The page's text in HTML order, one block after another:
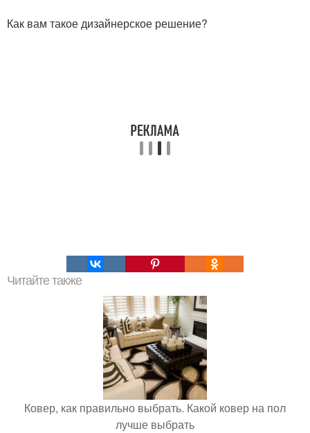
Как вам такое дизайнерское решение?
Читайте также
Ковер, как правильно выбрать. Какой ковер на пол
лучше выбрать